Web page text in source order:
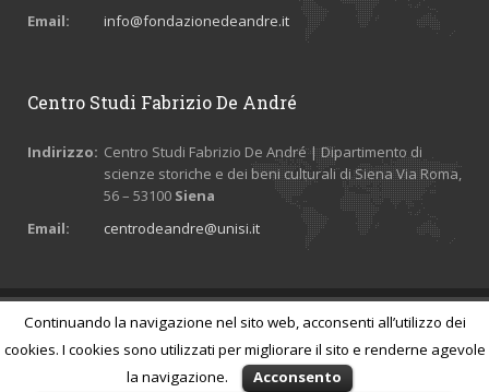
Email:
info@fondazionedeandre.it
Centro Studi Fabrizio De André
Indirizzo: Centro Studi Fabrizio De André | Dipartimento di
scienze storiche e dei beni culturali di Siena Via Roma,
56 – 53100 Siena
Email:
centrodeandre@unisi.it
© 2026 Tutti i diritti riservati Fondazione Fabrizio De André ETS - P. IVA
01407720992 -Credits-Privacy e cookies policy
Continuando la navigazione nel sito web, acconsenti all’utilizzo dei
cookies. I cookies sono utilizzati per migliorare il sito e renderne agevole
la navigazione.
Acconsento